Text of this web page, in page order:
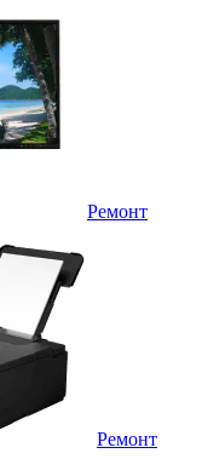
Ремонт
Ремонт